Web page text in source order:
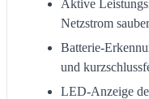
Aktive
Netzstrom
Batterie-
und
LED-Anzeige